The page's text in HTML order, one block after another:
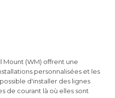
Mount (WM) offrent une
personnalisées et les
d'installer des lignes
de courant là où elles sont